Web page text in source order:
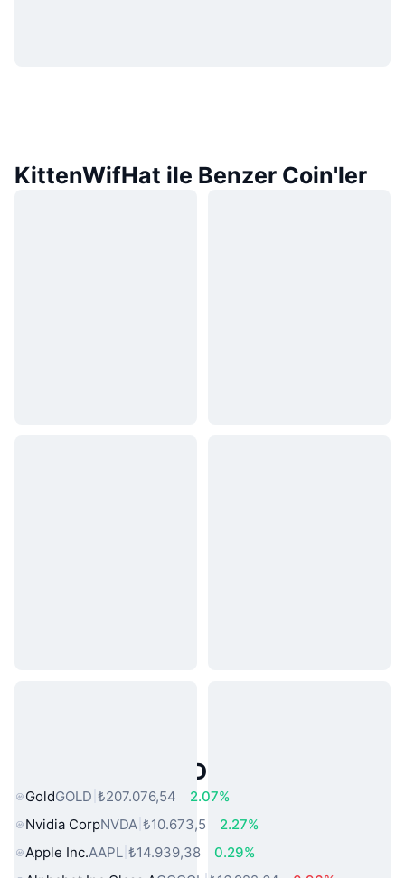
KittenWifHat ile Benzer Coin'ler
Popüler Gerçek Dünya Varlıkları
GoldGOLD ₺207.076,54
2.07%
Nvidia CorpNVDA ₺10.673,5
2.27%
Apple Inc.AAPL ₺14.939,38
0.29%